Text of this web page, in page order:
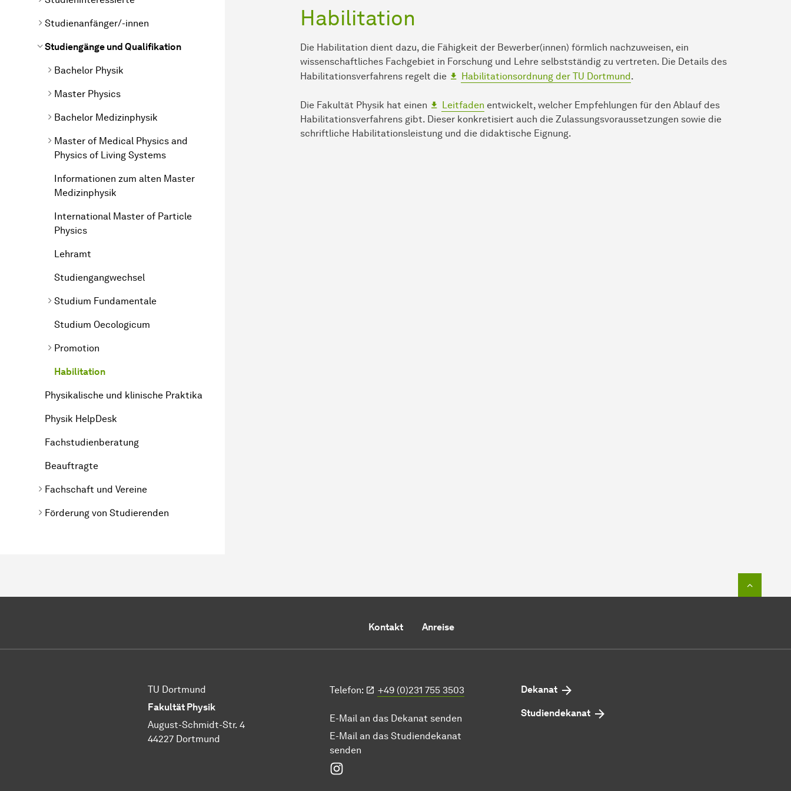
Studienanfänger/-innen
Studiengänge und Qualifikation
Bachelor Physik
Master Physics
Bachelor Medizinphysik
Master of Medical Physics and
Physics of Living Systems
Informationen zum alten Master
Medizinphysik
International Master of Particle
Physics
Lehramt
Studiengangwechsel
Studium Fundamentale
Studium Oecologicum
Promotion
Habilitation
Physikalische und klinische Praktika
Physik HelpDesk
Fach­stu­dien­be­ra­tung
Beauftragte
Fachschaft und Vereine
Förderung von Studierenden
Habilitation
Die Habilitation dient dazu, die Fähigkeit der Bewerber(innen) förmlich nachzuweisen, ein
wissenschaftliches Fachgebiet in Forschung und Lehre selbstständig zu vertreten. Die Details des
Habilitationsverfahrens regelt die
Habilitationsordnung der TU Dortmund.
Die Fakultät Physik hat einen Leitfaden entwickelt, welcher Empfehlungen für den Ablauf des
Habilitationsverfahrens gibt. Dieser konkretisiert auch die Zulassungsvoraussetzungen sowie die
schriftliche Habilitationsleistung und die didaktische Eignung.
Kontakt Anreise
TU Dortmund
Fakultät Physik
August-Schmidt-Str. 4
44227 Dortmund
Telefon: +49 (0)231 755 3503
E-Mail an das Dekanat senden
E-Mail an das Studiendekanat
senden
Dekanat
Studiendekanat